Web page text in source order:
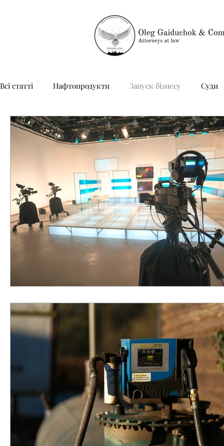
Всі статті Нафтопродукти Запуск бізнесу Суди
Неприбуткові організації Юридичний супровід